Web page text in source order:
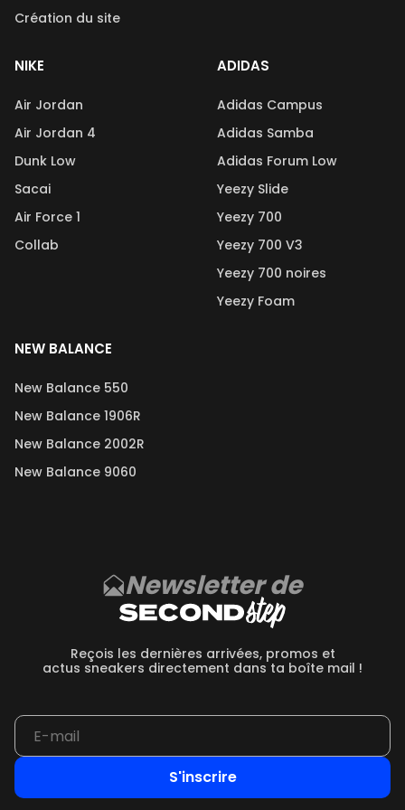
Création du site
NIKE
Air Jordan
Air Jordan 4
Dunk Low
Sacai
Air Force 1
Collab
ADIDAS
Adidas Campus
Adidas Samba
Adidas Forum Low
Yeezy Slide
Yeezy 700
Yeezy 700 V3
Yeezy 700 noires
Yeezy Foam
NEW BALANCE
New Balance 550
New Balance 1906R
New Balance 2002R
New Balance 9060
Newsletter de
Reçois les dernières arrivées, promos et
actus sneakers directement dans ta boîte mail !
S'inscrire